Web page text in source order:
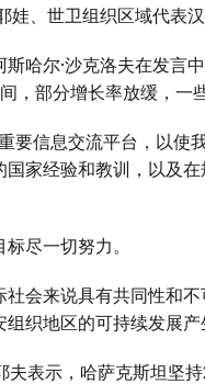
、世卫组织区域代表汉
哈尔·沙克洛夫在发言
，部分增长率放缓，一
要信息交流平台，以使
家经验和教训，以及
尽一切努力。
会来说具有共同性和不
织地区的可持续发展产
夫表示，哈萨克斯坦坚